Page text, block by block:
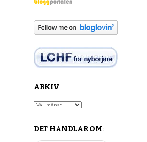
ARKIV
Arkiv
DET HANDLAR OM: